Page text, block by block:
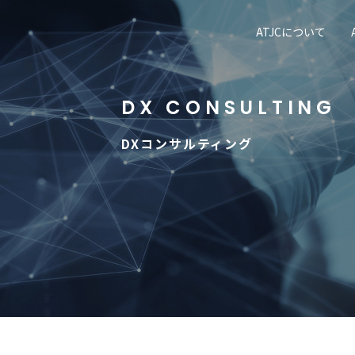
ATJCについて
DX CONSULTING
DXコンサルティング